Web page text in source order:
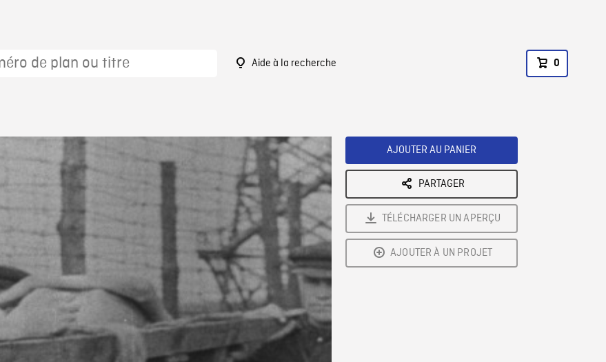
Aide à la recherche 0
AJOUTER AU PANIER
PARTAGER
TÉLÉCHARGER UN APERÇU
AJOUTER À UN PROJET